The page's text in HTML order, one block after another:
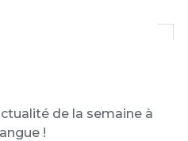
de la semaine à
!